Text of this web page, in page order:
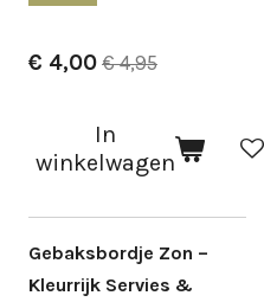
€ 4,00 € 4,95
In
winkelwagen
Gebaksbordje Zon –
Kleurrijk Servies &